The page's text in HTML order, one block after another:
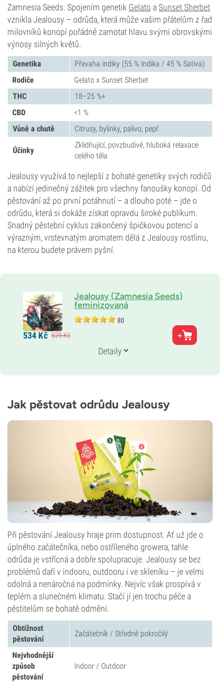
Zamnesia Seeds. Spojením genetik Gelato a Sunset Sherbet
vznikla Jealousy – odrůda, která může vašim přátelům z řad
milovníků konopí pořádně zamotat hlavu svými obrovskými
výnosy silných květů.
Genetika
Převaha indiky (55 % Indika / 45 % Sativa)
Rodiče
Gelato x Sunset Sherbet
THC
18–25 %+
CBD
<1 %
Vůně a chutě
Citrusy, bylinky, palivo, pepř
Účinky
Zklidňující, povzbudivé, hluboká relaxace
celého těla
Jealousy využívá to nejlepší z bohaté genetiky svých rodičů
a nabízí jedinečný zážitek pro všechny fanoušky konopí. Od
pěstování až po první potáhnutí – a dlouho poté – jde o
odrůdu, která si dokáže získat opravdu široké publikum.
Snadný pěstební cyklus zakončený špičkovou potencí a
výrazným, vrstevnatým aromatem dělá z Jealousy rostlinu,
na kterou budete právem pyšní.
Jealousy (Zamnesia Seeds)
feminizovaná
80
Rodiče
Gelato x Sunset Sherbet
45 % Sativa
9–10 týdnů
CBD
534 Kč 629Kč
Detaily
Jak pěstovat odrůdu Jealousy
Při pěstování Jealousy hraje prim dostupnost. Ať už jde o
úplného začátečníka, nebo ostříleného growera, tahle
odrůda je vstřícná a dobře spolupracuje. Jealousy se bez
problémů daří v indooru, outdooru i ve skleníku – je velmi
odolná a nenáročná na podmínky. Nejvíc však prospívá v
teplém a slunečném klimatu. Stačí jí jen trochu péče a
pěstitelům se bohatě odmění.
Obtížnost
pěstování
Začátečník / Středně pokročilý
Nejvhodnější
způsob
pěstování
Indoor / Outdoor